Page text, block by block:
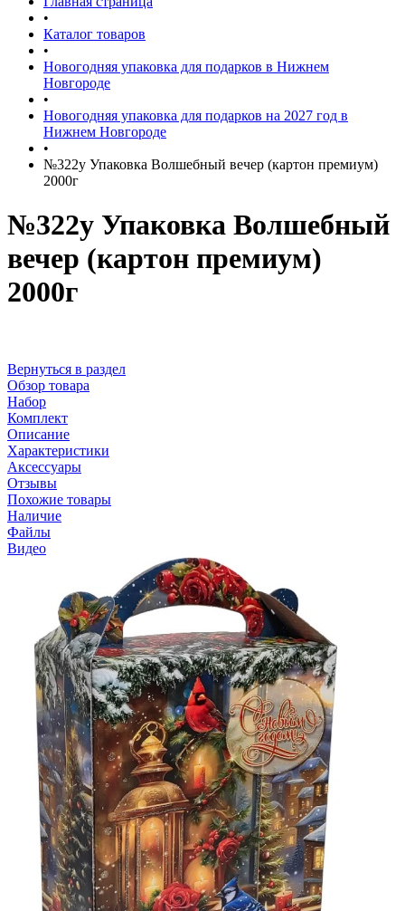
•
Каталог товаров
•
Новогодняя упаковка для подарков в Нижнем
Новгороде
•
Новогодняя упаковка для подарков на 2027 год в
Нижнем Новгороде
•
№322у Упаковка Волшебный вечер (картон премиум)
2000г
№322у Упаковка Волшебный
вечер (картон премиум)
2000г
Вернуться в раздел
Обзор товара
Набор
Комплект
Описание
Характеристики
Аксессуары
Отзывы
Похожие товары
Наличие
Файлы
Видео